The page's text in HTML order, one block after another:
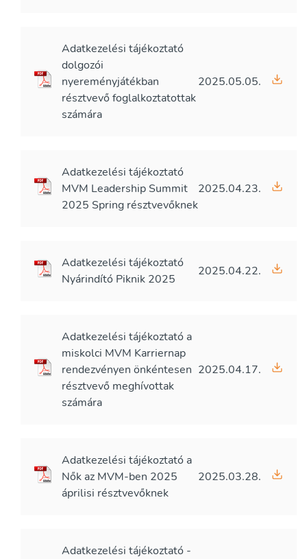
Adatkezelési tájékoztató
dolgozói
nyereményjátékban
résztvevő foglalkoztatottak
számára
2025.05.05.
Adatkezelési tájékoztató
MVM Leadership Summit
2025 Spring résztvevőknek
2025.04.23.
Adatkezelési tájékoztató
Nyárindító Piknik 2025
2025.04.22.
Adatkezelési tájékoztató a
miskolci MVM Karriernap
rendezvényen önkéntesen
résztvevő meghívottak
számára
2025.04.17.
Adatkezelési tájékoztató a
Nők az MVM-ben 2025
áprilisi résztvevőknek
2025.03.28.
Adatkezelési tájékoztató -